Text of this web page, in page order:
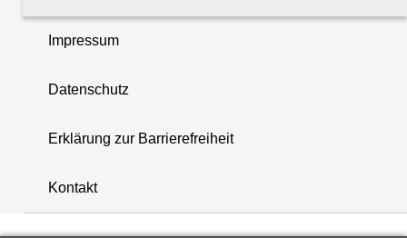
+
−
Impressum
Datenschutz
Erklärung zur Barrierefreiheit
Kontakt